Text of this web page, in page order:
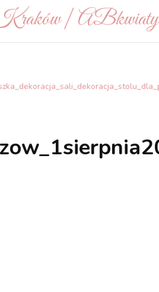
Kraków | ABkwiaty